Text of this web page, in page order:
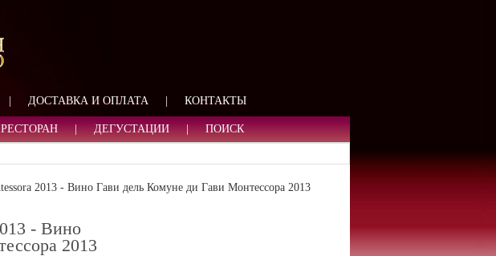
МЕНЯ
ПАРОЛЬ?
ИМЯ:
ДОСТАВКА И ОПЛАТА КОНТАКТЫ
РЕСТОРАН ДЕГУСТАЦИИ ПОИСК
2013 - Вино Гави дель Комуне ди Гави Монтессора 2013
- Вино
2013